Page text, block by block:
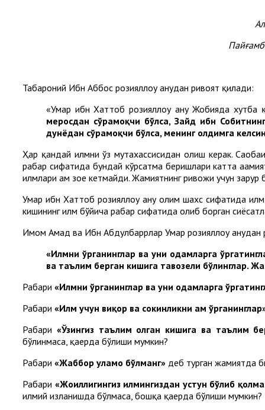
Табароний Ибн Аббос розияллоҳу анҳудан ривоят қилади:
«Умар ибн Хаттоб розияллоҳу анҳу Жобияда хутба
меросдан сўрамоқчи бўлса, Зайд ибн
дунёдан сўрамоқчи бўлса, менинг олдимга
Ҳар қандай илмни ўз мутахассисидан олиш керак.
раҳбар сифатида бундай кўрсатма беришлари катта
илмлари ҳам зое кетмайди. Жамиятнинг ривожи учун
Умар ибн Хаттоб розияллоҳу анҳу олим шахс сифатида
кишининг илм бўйича раҳбар сифатида олиб борган
Имом Аҳмад ва Ибн Абдулбаррлар Умар розияллоҳу
«Илмни ўрганинглар ва уни одамларга
ва таълим берган кишига тавозели бўлинглар.
Раҳбари «Илмни ўрганинглар ва уни одамларга
Раҳбари «Илм учун виқор ва сокинликни ҳам
Раҳбари «Ўзингиз таълим олган кишига ва таълим
бўлинмаса, қаерда бўлиши мумкин?
Раҳбари «Жаббор уламо бўлманг» деб турган жамиятда
Раҳбари «Жоҳиллигингиз илмингиздан устун бўлиб
илмий изланишда бўлмаса, бошқа қаерда бўлиши мумкин?